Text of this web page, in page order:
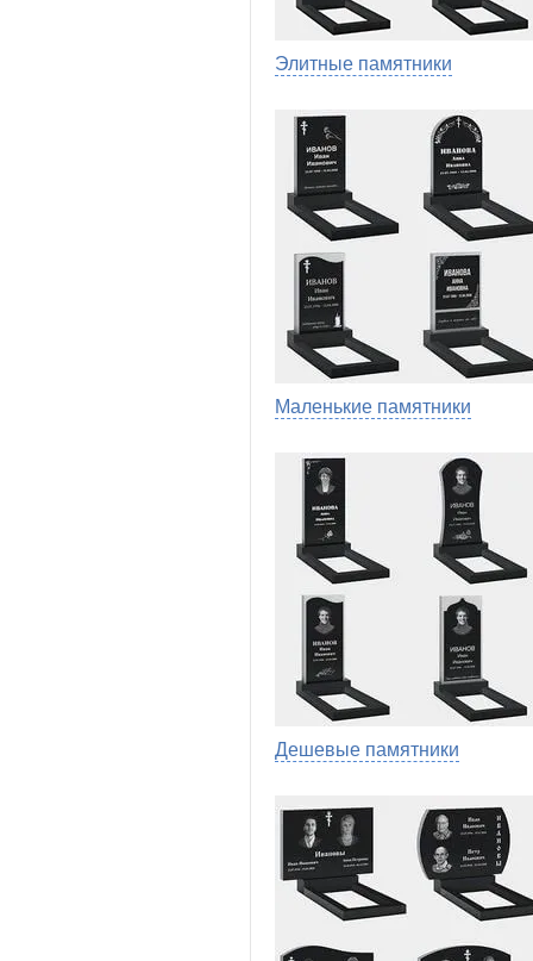
Элитные памятники
Маленькие памятники
Дешевые памятники